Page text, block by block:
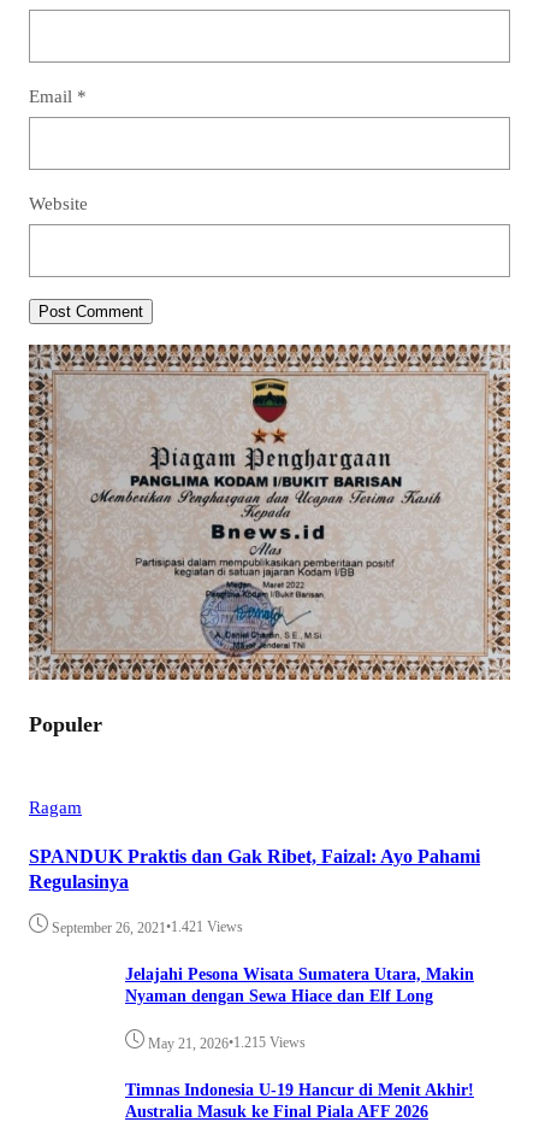
Email *
Website
Populer
Ragam
SPANDUK Praktis dan Gak Ribet, Faizal: Ayo Pahami
Regulasinya
September 26, 2021•1.421 Views
Jelajahi Pesona Wisata Sumatera Utara, Makin
Nyaman dengan Sewa Hiace dan Elf Long
May 21, 2026•1.215 Views
Timnas Indonesia U-19 Hancur di Menit Akhir!
Australia Masuk ke Final Piala AFF 2026